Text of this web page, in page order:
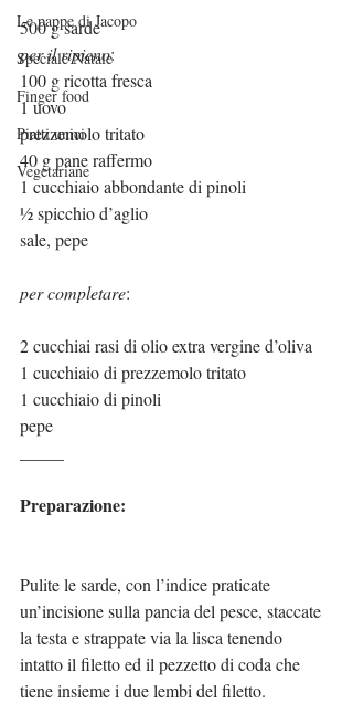
Le pappe di Jacopo
Speciale Natale
Finger food
Piatti unici
Vegetariane
500 g sarde
per il ripieno:
100 g ricotta fresca
1 uovo
prezzemolo tritato
40 g pane raffermo
1 cucchiaio abbondante di pinoli
½ spicchio d’aglio
sale, pepe
per completare:
2 cucchiai rasi di olio extra vergine d’oliva
1 cucchiaio di prezzemolo tritato
1 cucchiaio di pinoli
pepe
Preparazione:
Pulite le sarde, con l’indice praticate
un’incisione sulla pancia del pesce, staccate
la testa e strappate via la lisca tenendo
intatto il filetto ed il pezzetto di coda che
tiene insieme i due lembi del filetto.